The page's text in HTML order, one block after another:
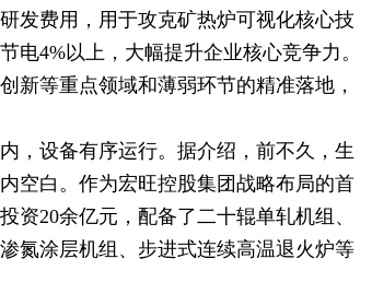
发费用，用于攻克矿热炉可视化核心技
电4%以上，大幅提升企业核心竞争力。
新等重点领域和薄弱环节的精准落地，
，设备有序运行。据介绍，前不久，生
空白。作为宏旺控股集团战略布局的首
资20余亿元，配备了二十辊单轧机组、
氮涂层机组、步进式连续高温退火炉等